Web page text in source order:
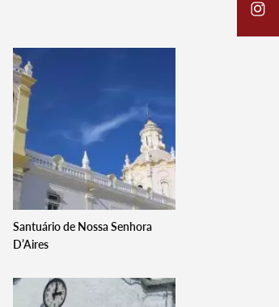
Santuário de Nossa Senhora
D’Aires